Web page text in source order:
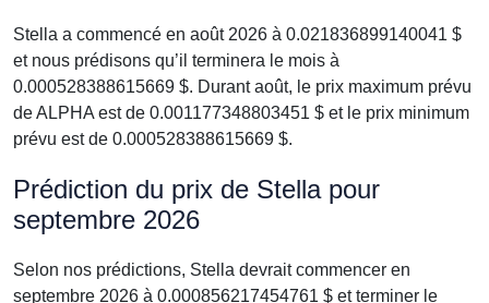
Stella a commencé en août 2026 à 0.021836899140041 $
et nous prédisons qu’il terminera le mois à
0.000528388615669 $. Durant août, le prix maximum prévu
de ALPHA est de 0.001177348803451 $ et le prix minimum
prévu est de 0.000528388615669 $.
Prédiction du prix de Stella pour
septembre 2026
Selon nos prédictions, Stella devrait commencer en
septembre 2026 à 0.000856217454761 $ et terminer le